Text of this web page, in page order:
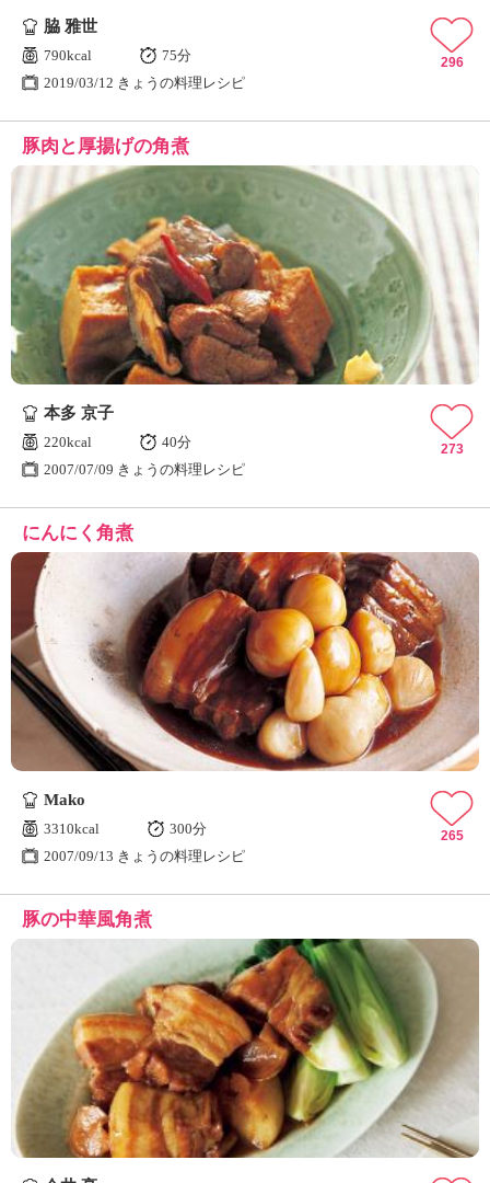
脇 雅世
790kcal
75分
2019/03/12 きょうの料理レシピ
296
豚肉と厚揚げの角煮
本多 京子
220kcal
40分
2007/07/09 きょうの料理レシピ
273
にんにく角煮
Mako
3310kcal
300分
2007/09/13 きょうの料理レシピ
265
豚の中華風角煮